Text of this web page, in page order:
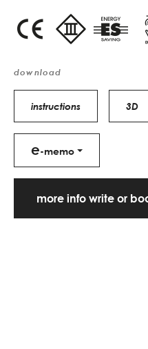
download
instructions 3D
e-memo
more info write or